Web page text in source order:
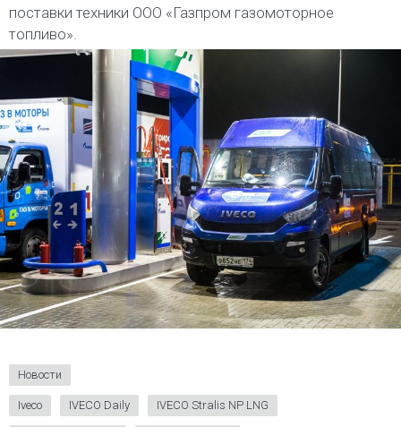
поставки техники ООО «Газпром газомоторное
топливо».
Новости
Iveco IVECO Daily IVECO Stralis NP LNG